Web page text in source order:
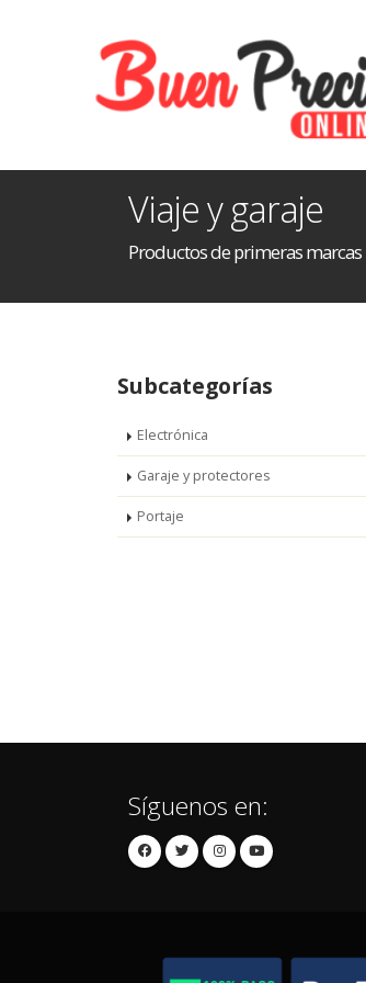
Viaje y garaje
Productos de primeras marcas
Subcategorías
Electrónica
Garaje y protectores
Portaje
Síguenos en: